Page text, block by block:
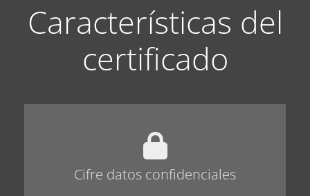
Características del
certificado
Cifre datos confidenciales